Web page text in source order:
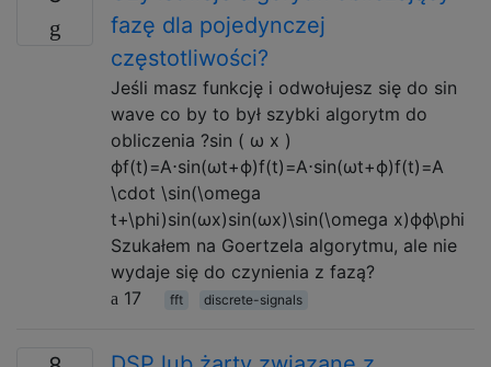
fazę dla pojedynczej
częstotliwości?
Jeśli masz funkcję i odwołujesz się do sin
wave co by to był szybki algorytm do
obliczenia ?sin ( ω x )
ϕf(t)=A⋅sin(ωt+ϕ)f(t)=A⋅sin⁡(ωt+ϕ)f(t)=A
\cdot \sin(\omega
t+\phi)sin(ωx)sin⁡(ωx)\sin(\omega x)ϕϕ\phi
Szukałem na Goertzela algorytmu, ale nie
wydaje się do czynienia z fazą?
17
fft discrete-signals